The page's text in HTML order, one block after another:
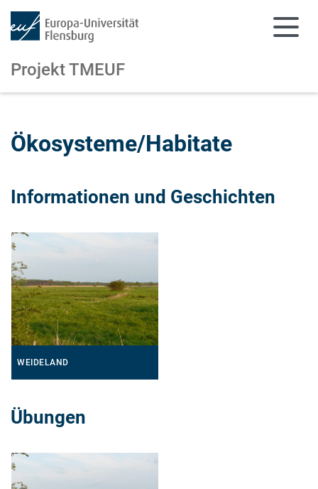
Projekt TMEUF
Ökosysteme/Habitate
Informationen und Geschichten
WEIDELAND
Übungen